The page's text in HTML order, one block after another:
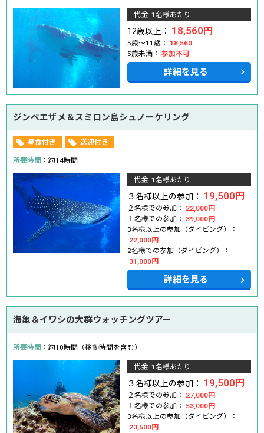
代金 1名様あたり
12歳以上： 18,560円
5歳～11歳：
18,560
5歳未満： 参加不可
詳細を見る
ジンベエザメ＆スミロン島シュノーケリング
昼食付き 送迎付き
所要時間 ：約14時間
代金 1名様あたり
３名様以上の参加： 19,500円
２名様での参加：
22,000円
１名様での参加：
39,000円
3名様以上の参加（ダイビング）：
22,000円
2名様での参加（ダイビング）：
31,000円
詳細を見る
海亀＆イワシの大群ウォッチングツアー
所要時間 ：約10時間（移動時間を含む）
代金 1名様あたり
３名様以上の参加： 19,500円
２名様での参加：
27,000円
１名様での参加：
53,000円
3名様以上の参加（ダイビング）：
23,500円